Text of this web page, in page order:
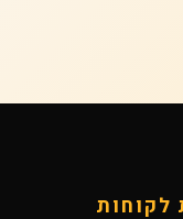
לקוחות